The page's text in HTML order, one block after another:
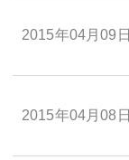
2015年04月09日
2015年04月08日